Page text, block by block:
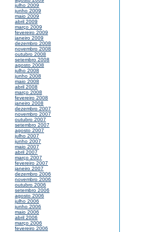
julho 2009
junho 2009
maio 2009
abril 2009
março 2009
fevereiro 2009
janeiro 2009
dezembro 2008
novembro 2008
outubro 2008
setembro 2008
agosto 2008
julho 2008
junho 2008
maio 2008
abril 2008
março 2008
fevereiro 2008
janeiro 2008
dezembro 2007
novembro 2007
outubro 2007
setembro 2007
agosto 2007
julho 2007
junho 2007
maio 2007
abril 2007
março 2007
fevereiro 2007
janeiro 2007
dezembro 2006
novembro 2006
outubro 2006
setembro 2006
agosto 2006
julho 2006
junho 2006
maio 2006
abril 2006
março 2006
fevereiro 2006